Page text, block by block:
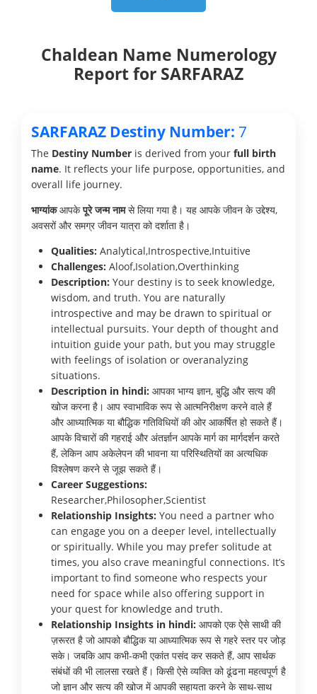
Chaldean Name Numerology
Report for SARFARAZ
SARFARAZ Destiny Number: 7
The Destiny Number is derived from your full birth
name. It reflects your life purpose, opportunities, and
overall life journey.
भाग्यांकआपकेपूरे जन्म नामसे लिया गया है। यह आपके जीवन के उद्देश्य,
अवसरों और समग्र जीवन यात्रा को दर्शाता है।
Qualities: Analytical,Introspective,Intuitive
Challenges: Aloof,Isolation,Overthinking
Description: Your destiny is to seek knowledge,
wisdom, and truth. You are naturally
introspective and may be drawn to spiritual or
intellectual pursuits. Your depth of thought and
intuition guide your path, but you may struggle
with feelings of isolation or overanalyzing
situations.
Description in hindi: आपका भाग्य ज्ञान, बुद्धि और सत्य की
खोज करना है। आप स्वाभाविक रूप से आत्मनिरीक्षण करने वाले हैं
और आध्यात्मिक या बौद्धिक गतिविधियों की ओर आकर्षित हो सकते हैं।
आपके विचारों की गहराई और अंतर्ज्ञान आपके मार्ग का मार्गदर्शन करते
हैं, लेकिन आप अकेलेपन की भावना या परिस्थितियों का अत्यधिक
विश्लेषण करने से जूझ सकते हैं।
Career Suggestions:
Researcher,Philosopher,Scientist
Relationship Insights: You need a partner who
can engage you on a deeper level, intellectually
or spiritually. While you may prefer solitude at
times, you also crave meaningful connections. It’s
important to find someone who respects your
need for space while also offering support in
your quest for knowledge and truth.
Relationship Insights in hindi: आपको एक ऐसे साथी की
ज़रूरत है जो आपको बौद्धिक या आध्यात्मिक रूप से गहरे स्तर पर जोड़
सके। जबकि आप कभी-कभी एकांत पसंद कर सकते हैं, आप सार्थक
संबंधों की भी लालसा रखते हैं। किसी ऐसे व्यक्ति को ढूंढना महत्वपूर्ण है
जो ज्ञान और सत्य की खोज में आपकी सहायता करने के साथ-साथ